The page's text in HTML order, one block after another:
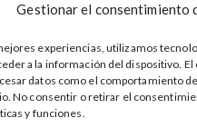
Gestionar el consentimiento
experiencias, utilizamos
a la información del dispositivo.
datos como el comportamiento
No consentir o retirar el
y funciones.